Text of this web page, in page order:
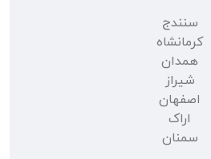
سنندج
کرمانشاه
همدان
شیراز
اصفهان
اراک
سمنان